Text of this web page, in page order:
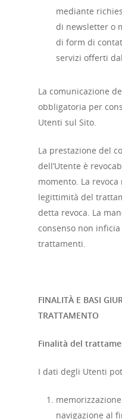
mediante
di newsletter o
di form di
servizi offerti
La comunicazione
obbligatoria per
Utenti sul Sito.
La prestazione del
dell’Utente è
momento. La
legittimità del
detta revoca. La
consenso non
trattamenti.
FINALITÀ E BASI
TRATTAMENTO
Finalità del
I dati degli Utenti
navigazione al